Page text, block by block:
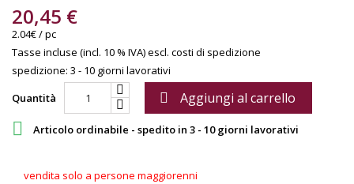
20,45 €
2.04€ / pc
Tasse incluse (incl. 10 % IVA)escl. costi di spedizione
spedizione: 3 - 10 giorni lavorativi
Quantità
 Aggiungi al carrello
 Articolo ordinabile - spedito in 3 - 10 giorni lavorativi
vendita solo a persone maggiorenni